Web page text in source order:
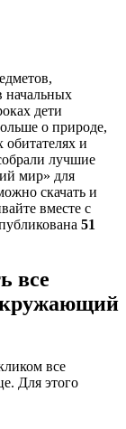
начальных
дети
о природе,
и
лучшие
мир» для
скачать и
вместе с
51
все
все
Для этого